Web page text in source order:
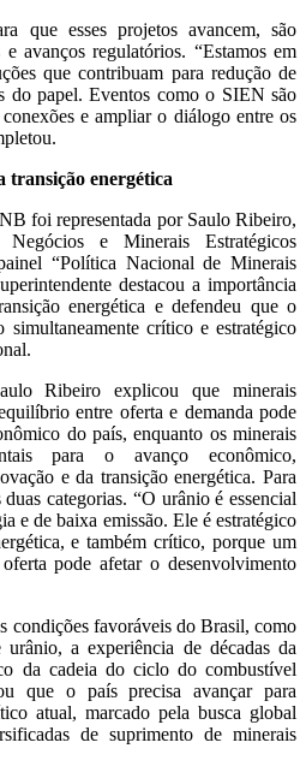
que esses projetos avancem, são
avanços regulatórios. “Estamos em
que contribuam para redução de
do papel. Eventos como o SIEN são
e ampliar o diálogo entre os
energética
foi representada por Saulo Ribeiro,
Negócios e Minerais Estratégicos
“Política Nacional de Minerais
destacou a importância
energética e defendeu que o
simultaneamente crítico e estratégico
Ribeiro explicou que minerais
entre oferta e demanda pode
do país, enquanto os minerais
para o avanço econômico,
e da transição energética. Para
categorias. “O urânio é essencial
e de baixa emissão. Ele é estratégico
e também crítico, porque um
pode afetar o desenvolvimento
condições favoráveis do Brasil, como
a experiência de décadas da
da cadeia do ciclo do combustível
que o país precisa avançar para
atual, marcado pela busca global
de suprimento de minerais